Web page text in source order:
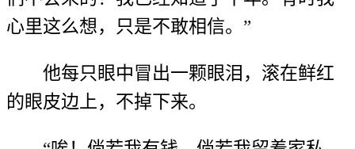
心里这么想，只是不敢相信。”
他每只眼中冒出一颗眼泪，滚在鲜红
的眼皮边上，不掉下来。